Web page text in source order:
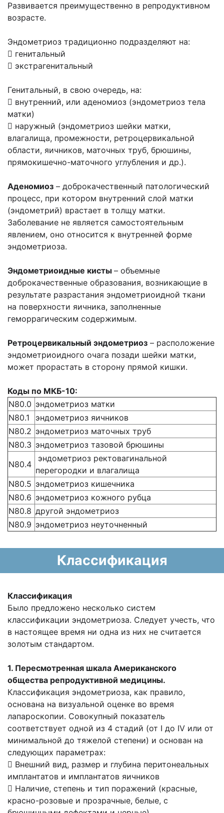
Развивается преимущественно в репродуктивном
возрасте.
Эндометриоз традиционно подразделяют на:
 генитальный
 экстрагенитальный
Генитальный, в свою очередь, на:
 внутренний, или аденомиоз (эндометриоз тела
матки)
 наружный (эндометриоз шейки матки,
влагалища, промежности, ретроцервикальной
области, яичников, маточных труб, брюшины,
прямокишечно-маточного углубления и др.).
Аденомиоз – доброкачественный патологический
процесс, при котором внутренний слой матки
(эндометрий) врастает в толщу матки.
Заболевание не является самостоятельным
явлением, оно относится к внутренней форме
эндометриоза.
Эндометриоидные кисты – объемные
доброкачественные образования, возникающие в
результате разрастания эндометриоидной ткани
на поверхности яичника, заполненные
геморрагическим содержимым.
Ретроцервикальный эндометриоз – расположение
эндометриоидного очага позади шейки матки,
может прорастать в сторону прямой кишки.
Коды по МКБ-10:
N80.0 эндометриоз матки
N80.1
эндометриоз яичников
N80.2 эндометриоз маточных труб
N80.3 эндометриоз тазовой брюшины
N80.4
эндометриоз ректовагинальной
перегородки и влагалища
N80.5 эндометриоз кишечника
N80.6 эндометриоз кожного рубца
N80.8 другой эндометриоз
N80.9 эндометриоз неуточненный
Классификация
Классификация
Было предложено несколько систем
классификации эндометриоза. Следует учесть, что
в настоящее время ни одна из них не считается
золотым стандартом.
1. Пересмотренная шкала Американского
общества репродуктивной медицины.
Классификация эндометриоза, как правило,
основана на визуальной оценке во время
лапароскопии. Совокупный показатель
соответствует одной из 4 стадий (от I до IV или от
минимальной до тяжелой степени) и основан на
следующих параметрах:
 Внешний вид, размер и глубина перитонеальных
имплантатов и имплантатов яичников
 Наличие, степень и тип поражений (красные,
красно-розовые и прозрачные, белые, с